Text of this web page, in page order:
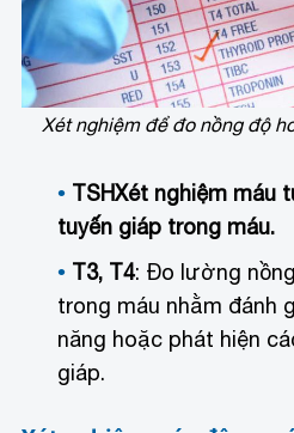
Xét nghiệm để đo nồng độ
TSHXét nghiệm máu
tuyến giáp trong máu.
T3, T4: Đo lường
trong máu nhằm đánh
năng hoặc phát hiện
giáp.